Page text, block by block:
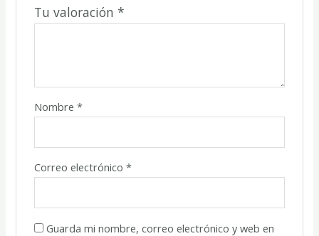
Tu valoración *
Nombre *
Correo electrónico *
Guarda mi nombre, correo electrónico y web en